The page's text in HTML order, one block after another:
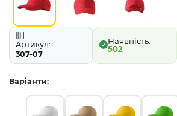
Артикул:
307-07
502
Варіанти: